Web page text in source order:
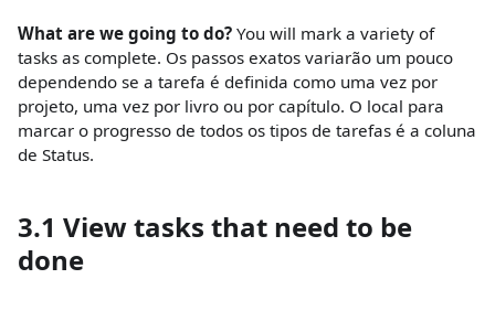
What are we going to do? You will mark a variety of
tasks as complete. Os passos exatos variarão um pouco
dependendo se a tarefa é definida como uma vez por
projeto, uma vez por livro ou por capítulo. O local para
marcar o progresso de todos os tipos de tarefas é a coluna
de Status.
3.1 View tasks that need to be
done